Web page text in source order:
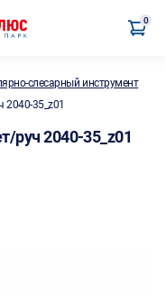
0
слесарный инструмент
2040-35_z01
руч 2040-35_z01